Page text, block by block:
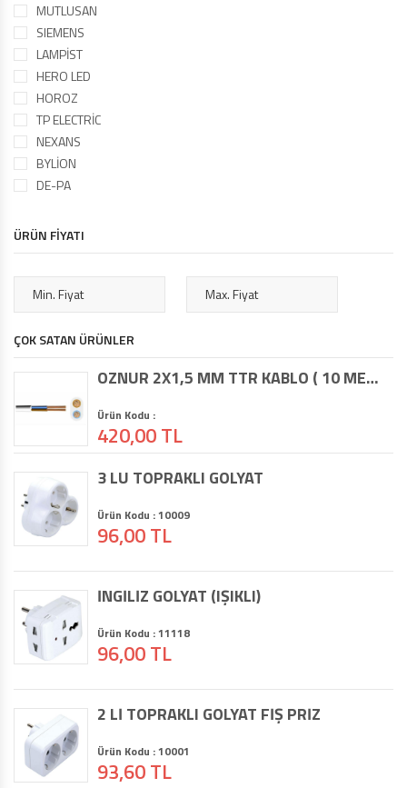
MUTLUSAN
SIEMENS
LAMPİST
HERO LED
HOROZ
TP ELECTRİC
NEXANS
BYLİON
DE-PA
ÜRÜN FİYATI
ÇOK SATAN ÜRÜNLER
ÖZNUR 2X1,5 MM TTR KABLO ( 10 METRE )
Ürün Kodu :
420,00 TL
3 LÜ TOPRAKLI GOLYAT
Ürün Kodu : 10009
96,00 TL
İNGİLİZ GOLYAT (IŞIKLI)
Ürün Kodu : 11118
96,00 TL
2 Lİ TOPRAKLI GOLYAT FİŞ PRİZ
Ürün Kodu : 10001
93,60 TL